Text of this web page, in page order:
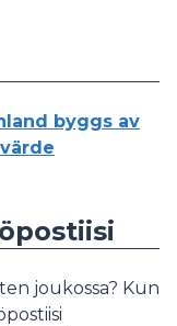
byggs av
joukossa? Kun